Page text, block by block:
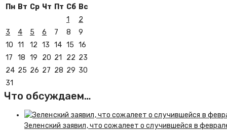
Пн Вт Ср Чт Пт Сб Вс
1
2
3
4 5 6 7 8
9
10 11 12 13 14 15 16
17
18 19 20 21 22 23
24 25 26 27 28 29 30
31
Что обсуждаем…
Зеленский заявил, что сожалеет о случившейся в